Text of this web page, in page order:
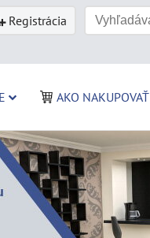
Registrácia
AKO NAKUPOVAŤ